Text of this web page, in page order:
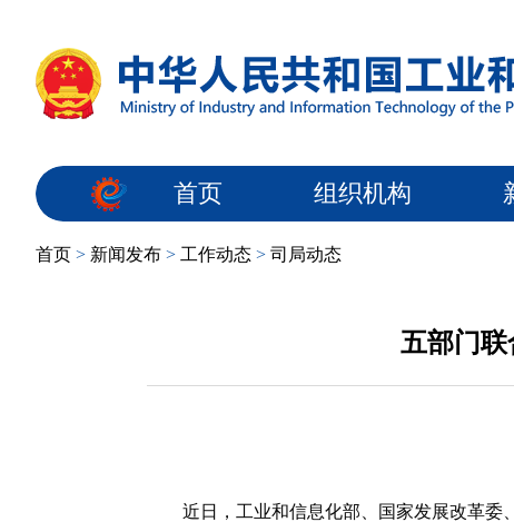
首页 组织机构
首页 > 新闻发布 > 工作动态 > 司局动态
五部门联
近日，工业和信息化部、国家发展改革委